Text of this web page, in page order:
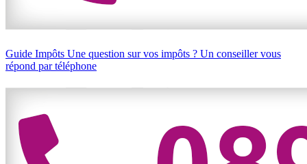
Guide Impôts Une question sur vos impôts ? Un conseiller vous
répond par téléphone